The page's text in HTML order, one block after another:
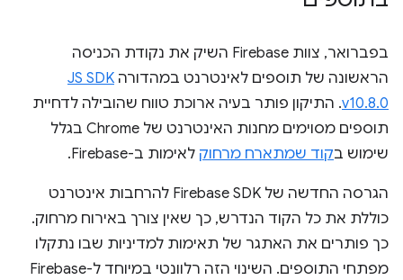
בפברואר, צוות Firebase השיק את נקודת הכניסה
הראשונה של תוספים לאינטרנט במהדורה JS SDK
v10.8.0. התיקון פותר בעיה ארוכת טווח שהובילה לדחיית
תוספים מסוימים מחנות האינטרנט של Chrome בגלל
שימוש בקוד שמתארח מרחוק לאימות ב-Firebase.
הגרסה החדשה של Firebase SDK להרחבות אינטרנט
כוללת את כל הקוד הנדרש, כך שאין צורך באירוח מרחוק.
כך פותרים את האתגר של תאימות למדיניות שבו נתקלו
מפתחי התוספים. השינוי הזה רלוונטי במיוחד ל-Firebase